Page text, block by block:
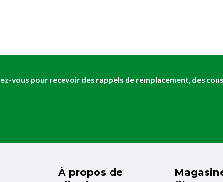
vous pour recevoir des rappels de remplacement, des
À propos de